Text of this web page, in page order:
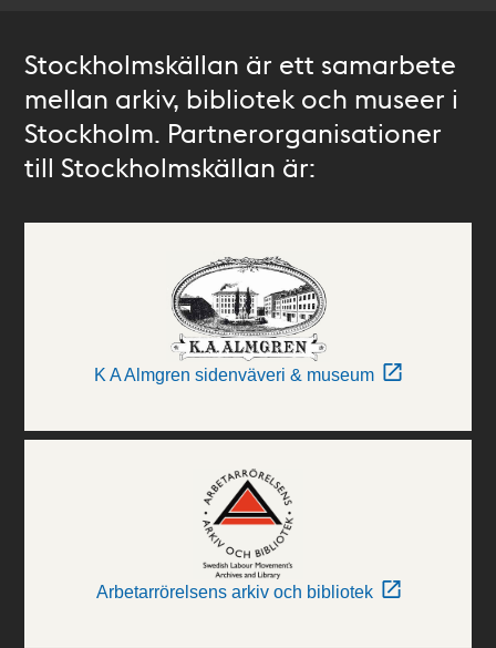
Stockholmskällan är ett samarbete
mellan arkiv, bibliotek och museer i
Stockholm. Partnerorganisationer
till Stockholmskällan är:
K A Almgren sidenväveri & museum
Arbetarrörelsens arkiv och bibliotek